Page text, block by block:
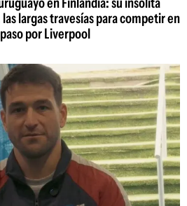
largas travesías para competir en
por Liverpool